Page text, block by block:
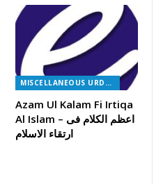
MISCELLANEOUS URDU BOOKS
Azam Ul Kalam Fi Irtiqa
Al Islam – اعظم الکلام فی
ارتقاء الاسلام